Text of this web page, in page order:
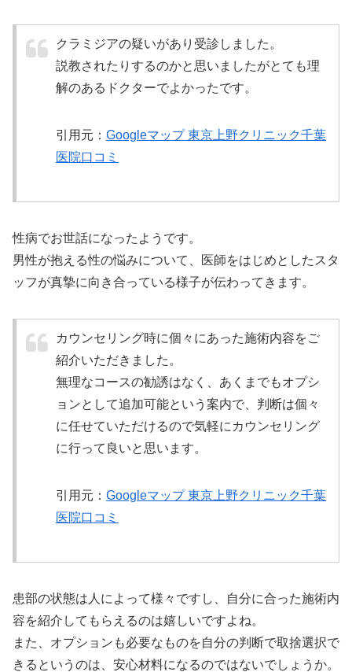
クラミジアの疑いがあり受診しました。
説教されたりするのかと思いましたがとても理
解のあるドクターでよかったです。
引用元： Googleマップ 東京上野クリニック千葉
医院口コミ
性病でお世話になったようです。
男性が抱える性の悩みについて、医師をはじめとしたスタ
ッフが真摯に向き合っている様子が伝わってきます。
カウンセリング時に個々にあった施術内容をご
紹介いただきました。
無理なコースの勧誘はなく、あくまでもオプシ
ョンとして追加可能という案内で、判断は個々
に任せていただけるので気軽にカウンセリング
に行って良いと思います。
引用元： Googleマップ 東京上野クリニック千葉
医院口コミ
患部の状態は人によって様々ですし、自分に合った施術内
容を紹介してもらえるのは嬉しいですよね。
また、オプションも必要なものを自分の判断で取捨選択で
きるというのは、安心材料になるのではないでしょうか。